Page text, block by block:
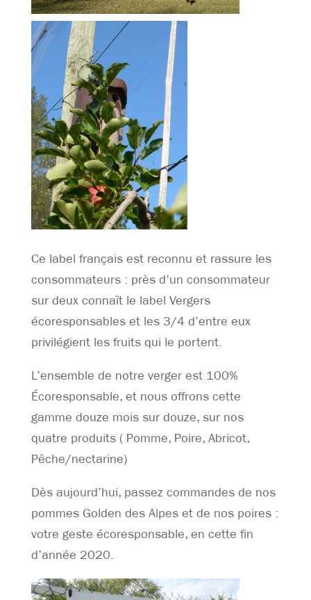
Ce label français est reconnu et rassure les
consommateurs : près d’un consommateur
sur deux connaît le label Vergers
écoresponsables et les 3/4 d’entre eux
privilégient les fruits qui le portent.
L’ensemble de notre verger est 100%
Écoresponsable, et nous offrons cette
gamme douze mois sur douze, sur nos
quatre produits ( Pomme, Poire, Abricot,
Pêche/nectarine)
Dès aujourd’hui, passez commandes de nos
pommes Golden des Alpes et de nos poires :
votre geste écoresponsable, en cette fin
d’année 2020.